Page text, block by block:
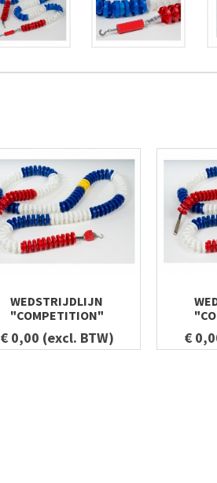
WEDSTRIJDLIJN
"COMPETITION"
€ 0,00 (excl. BTW) €